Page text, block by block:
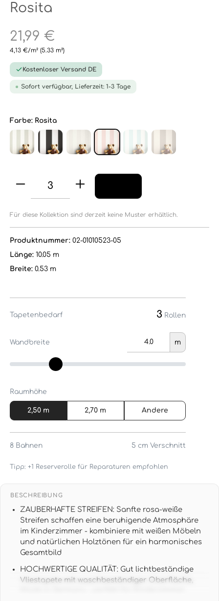
Rosita
21,99 €
4,13 €/m² (5.33 m²)
Kostenloser Versand DE
Sofort verfügbar, Lieferzeit: 1-3 Tage
Farbe: Rosita
Für diese Kollektion sind derzeit keine Muster erhältlich.
Produktnummer: 02-01010523-05
Länge: 10.05 m
Breite: 0.53 m
Tapetenbedarf 3 Rollen
Wandbreite m
Raumhöhe
2,50 m 2,70 m Andere
8 Bahnen 5 cm Verschnitt
Tipp: +1 Reserverolle für Reparaturen empfohlen
BESCHREIBUNG
ZAUBERHAFTE STREIFEN: Sanfte rosa-weiße
Streifen schaffen eine beruhigende Atmosphäre
im Kinderzimmer - kombiniere mit weißen Möbeln
und natürlichen Holztönen für ein harmonisches
Gesamtbild
HOCHWERTIGE QUALITÄT: Gut lichtbeständige
Vliestapete mit waschbeständiger Oberfläche,